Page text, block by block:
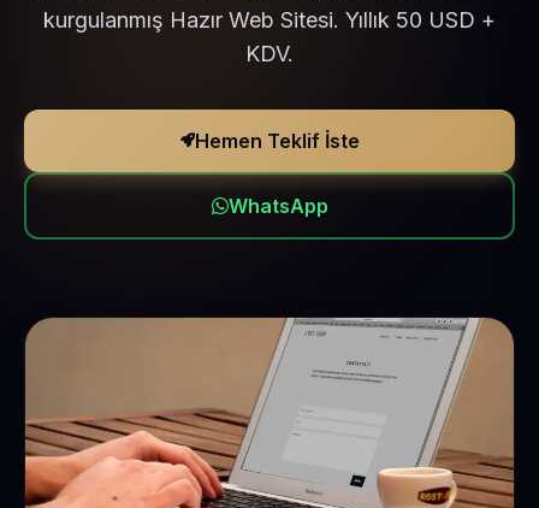
kurgulanmış Hazır Web Sitesi. Yıllık 50 USD +
KDV.
Hemen Teklif İste
WhatsApp